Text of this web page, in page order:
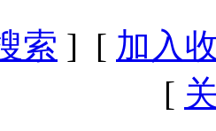
索 ] [ 加入
[